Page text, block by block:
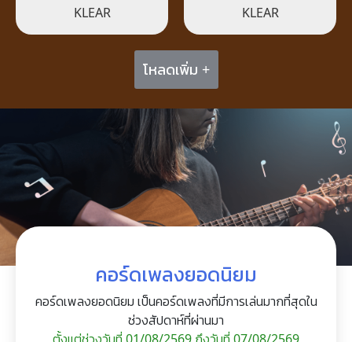
KLEAR KLEAR
โหลดเพิ่ม +
คอร์ดเพลงยอดนิยม
คอร์ดเพลงยอดนิยม เป็นคอร์ดเพลงที่มีการเล่นมากที่สุดใน
ช่วงสัปดาห์ที่ผ่านมา